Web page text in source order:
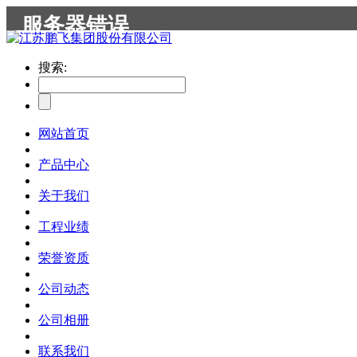
搜索:
网站首页
产品中心
关于我们
工程业绩
荣誉资质
公司动态
公司相册
联系我们